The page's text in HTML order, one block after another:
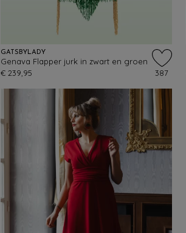
GATSBYLADY
Genava Flapper jurk in zwart en groen
€ 239,95
387